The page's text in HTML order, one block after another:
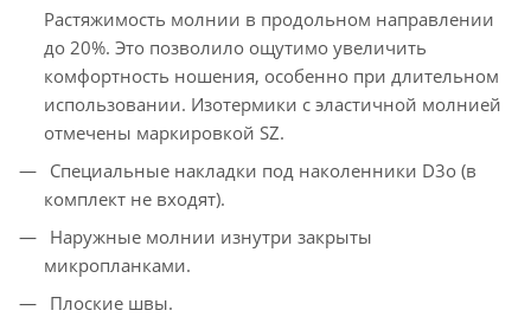
Растяжимость молнии в продольном направлении
до 20%. Это позволило ощутимо увеличить
комфортность ношения, особенно при длительном
использовании. Изотермики с эластичной молнией
отмечены маркировкой SZ.
Специальные накладки под наколенники D3o (в
комплект не входят).
Наружные молнии изнутри закрыты
микропланками.
Плоские швы.